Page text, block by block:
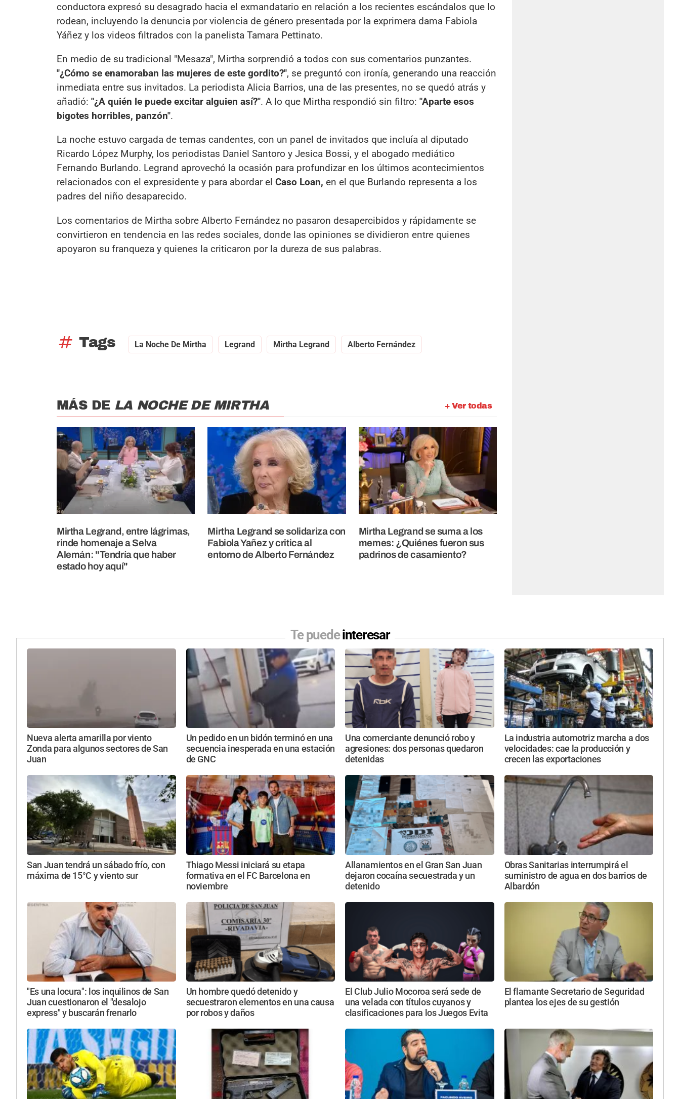
conductora expresó su desagrado hacia el exmandatario en relación a los recientes escándalos que lo
rodean, incluyendo la denuncia por violencia de género presentada por la exprimera dama Fabiola
Yáñez y los videos filtrados con la panelista Tamara Pettinato.
En medio de su tradicional "Mesaza", Mirtha sorprendió a todos con sus comentarios punzantes.
"¿Cómo se enamoraban las mujeres de este gordito?", se preguntó con ironía, generando una reacción
inmediata entre sus invitados. La periodista Alicia Barrios, una de las presentes, no se quedó atrás y
añadió: "¿A quién le puede excitar alguien así?". A lo que Mirtha respondió sin filtro: "Aparte esos
bigotes horribles, panzón".
La noche estuvo cargada de temas candentes, con un panel de invitados que incluía al diputado
Ricardo López Murphy, los periodistas Daniel Santoro y Jesica Bossi, y el abogado mediático
Fernando Burlando. Legrand aprovechó la ocasión para profundizar en los últimos acontecimientos
relacionados con el expresidente y para abordar el Caso Loan, en el que Burlando representa a los
padres del niño desaparecido.
Los comentarios de Mirtha sobre Alberto Fernández no pasaron desapercibidos y rápidamente se
convirtieron en tendencia en las redes sociales, donde las opiniones se dividieron entre quienes
apoyaron su franqueza y quienes la criticaron por la dureza de sus palabras.
tag Tags La Noche De Mirtha Legrand Mirtha Legrand Alberto Fernández
+ Ver todas
MÁS DE LA NOCHE DE MIRTHA
Mirtha Legrand, entre lágrimas,
rinde homenaje a Selva
Alemán: "Tendría que haber
estado hoy aquí"
Mirtha Legrand se solidariza con
Fabiola Yañez y critica al
entorno de Alberto Fernández
Mirtha Legrand se suma a los
memes: ¿Quiénes fueron sus
padrinos de casamiento?
Te puedeinteresar
Nueva alerta amarilla por viento
Zonda para algunos sectores de San
Juan
Un pedido en un bidón terminó en una
secuencia inesperada en una estación
de GNC
Una comerciante denunció robo y
agresiones: dos personas quedaron
detenidas
La industria automotriz marcha a dos
velocidades: cae la producción y
crecen las exportaciones
San Juan tendrá un sábado frío, con
máxima de 15°C y viento sur
Thiago Messi iniciará su etapa
formativa en el FC Barcelona en
noviembre
Allanamientos en el Gran San Juan
dejaron cocaína secuestrada y un
detenido
Obras Sanitarias interrumpirá el
suministro de agua en dos barrios de
Albardón
"Es una locura": los inquilinos de San
Juan cuestionaron el "desalojo
express" y buscarán frenarlo
Un hombre quedó detenido y
secuestraron elementos en una causa
por robos y daños
El Club Julio Mocoroa será sede de
una velada con títulos cuyanos y
clasificaciones para los Juegos Evita
El flamante Secretario de Seguridad
plantea los ejes de su gestión